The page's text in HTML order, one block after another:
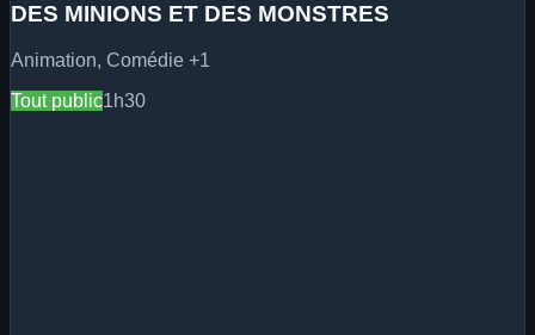
DES MINIONS ET DES MONSTRES
Animation, Comédie +1
Tout public1h30